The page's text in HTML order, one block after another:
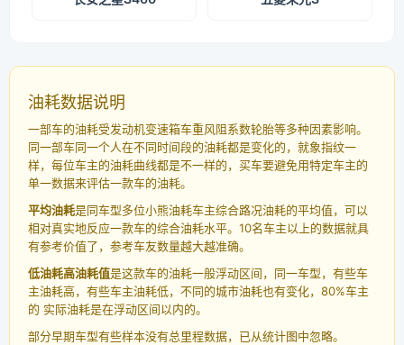
油耗数据说明
一部车的油耗受发动机变速箱车重风阻系数轮胎等多种因素影响。
同一部车同一个人在不同时间段的油耗都是变化的，就象指纹一
样，每位车主的油耗曲线都是不一样的，买车要避免用特定车主的
单一数据来评估一款车的油耗。
平均油耗是同车型多位小熊油耗车主综合路况油耗的平均值，可以
相对真实地反应一款车的综合油耗水平。10名车主以上的数据就具
有参考价值了，参考车友数量越大越准确。
低油耗高油耗值是这款车的油耗一般浮动区间，同一车型，有些车
主油耗高，有些车主油耗低，不同的城市油耗也有变化，80%车主
的 实际油耗是在浮动区间以内的。
部分早期车型有些样本没有总里程数据，已从统计图中忽略。